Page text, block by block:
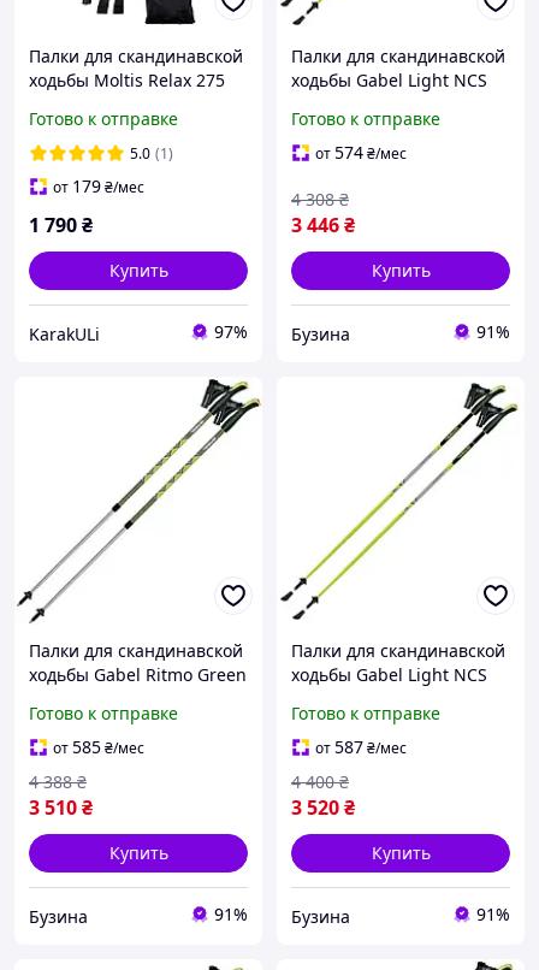
Палки для скандинавской
ходьбы Moltis Relax 275
видами насадок и чехлом
Flip-Lock
Готово к отправке
5.0 (1)
от 179₴/мес
1 790₴
Купить
KarakULi 97%
Палки для скандинавской
ходьбы Gabel Light NCS
buzyna
Готово к отправке
от574₴/мес
3 446₴
4 308 ₴
Купить
Бузина 91%
Палки для скандинавской
ходьбы Gabel Ritmo Green
Готово к отправке
от585₴/мес
3 510₴
4 388 ₴
Купить
Бузина 91%
Палки для скандинавской
ходьбы Gabel Light NCS
buzyna
Готово к отправке
от587₴/мес
3 520₴
4 400 ₴
Купить
Бузина 91%